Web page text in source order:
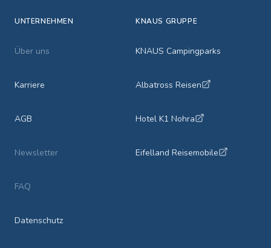
UNTERNEHMEN
Über uns
Karriere
AGB
Newsletter
FAQ
Datenschutz
KNAUS GRUPPE
KNAUS Campingparks
Albatross Reisen
Hotel K1 Nohra
Eifelland Reisemobile